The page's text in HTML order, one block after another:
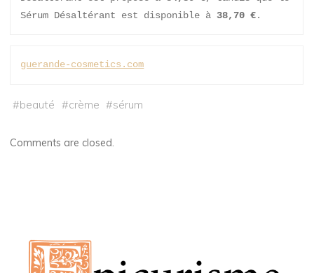
Sérum Désaltérant est disponible à 38,70 €.
guerande-cosmetics.com
#beauté #crème #sérum
Comments are closed.